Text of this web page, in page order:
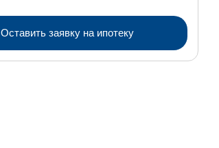
Оставить заявку на ипотеку